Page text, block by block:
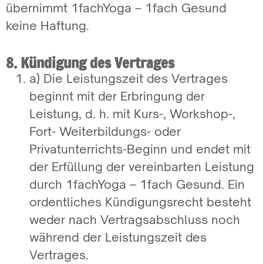
übernimmt 1fachYoga – 1fach Gesund
keine Haftung.
8. Kündigung des Vertrages
a) Die Leistungszeit des Vertrages
beginnt mit der Erbringung der
Leistung, d. h. mit Kurs-, Workshop-,
Fort- Weiterbildungs- oder
Privatunterrichts-Beginn und endet mit
der Erfüllung der vereinbarten Leistung
durch 1fachYoga – 1fach Gesund. Ein
ordentliches Kündigungsrecht besteht
weder nach Vertragsabschluss noch
während der Leistungszeit des
Vertrages.